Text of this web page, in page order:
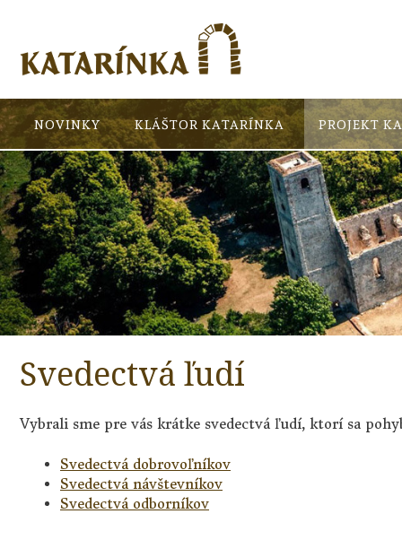
NOVINKY KLÁŠTOR KATARÍNKA PROJEKT
Svedectvá ľudí
Vybrali sme pre vás krátke svedectvá ľudí, ktorí sa
Svedectvá dobrovoľníkov
Svedectvá návštevníkov
Svedectvá odborníkov